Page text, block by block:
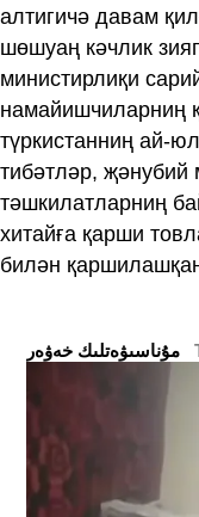
алтигичә давам
шөшуаң кәчлик
министирлиқи
намайишчиларниң
түркистанниң ай-
тибәтләр, җәнубий
тәшкилатларниң
хитайға қарши
билән